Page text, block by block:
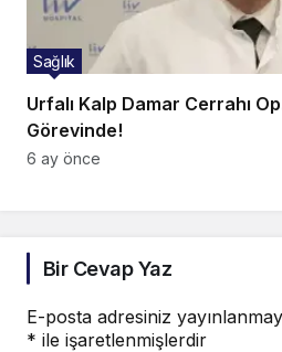
Urfalı Kalp Damar Cerrahı
Görevinde!
Sağlık
6 ay önce
Bir Cevap Yaz
E-posta adresiniz
* ile işaretlenmişlerdir